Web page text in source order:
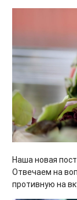
Наша новая
Отвечаем на
противную на